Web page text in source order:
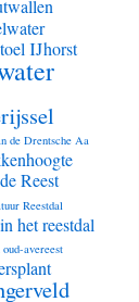
IJhorst
de Drentsche Aa
Reest
Reestdal
het reestdal
oud-avereest